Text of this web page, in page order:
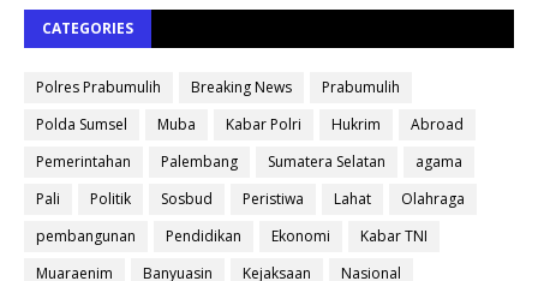
CATEGORIES
Polres Prabumulih Breaking News
Prabumulih
Polda Sumsel
Muba Kabar Polri Hukrim
Abroad
Pemerintahan
Palembang Sumatera Selatan
agama
Pali
Politik Sosbud Peristiwa Lahat
Olahraga
pembangunan
Pendidikan Ekonomi
Kabar TNI
Muaraenim
Banyuasin Kejaksaan Nasional